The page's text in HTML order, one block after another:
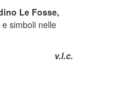
Le Fosse,
e simboli nelle
v.l.c.